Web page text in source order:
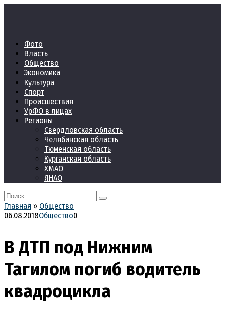
Фото
Власть
Общество
Экономика
Культура
Спорт
Происшествия
УрФО в лицах
Регионы
Свердловская область
Челябинская область
Тюменская область
Курганская область
ХМАО
ЯНАО
Search
for:
Главная » Общество
06.08.2018Общество0
В ДТП под Нижним
Тагилом погиб водитель
квадроцикла